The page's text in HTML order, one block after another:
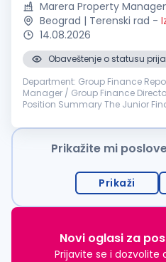
Marera Property
Beograd | Terenski rad -
14.08.2026
Obaveštenje o statusu
Department: Group Finance
Manager / Group Finance
Position Summary The Junior
consolidat...
Prikažite mi
Prikaži
Novi oglasi za
Prijavite se i dozvolite